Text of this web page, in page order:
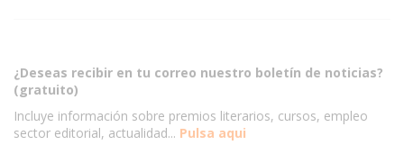
¿Deseas recibir en tu correo nuestro boletín de noticias?
(gratuito)
Incluye información sobre premios literarios, cursos, empleo
sector editorial, actualidad... Pulsa aqui